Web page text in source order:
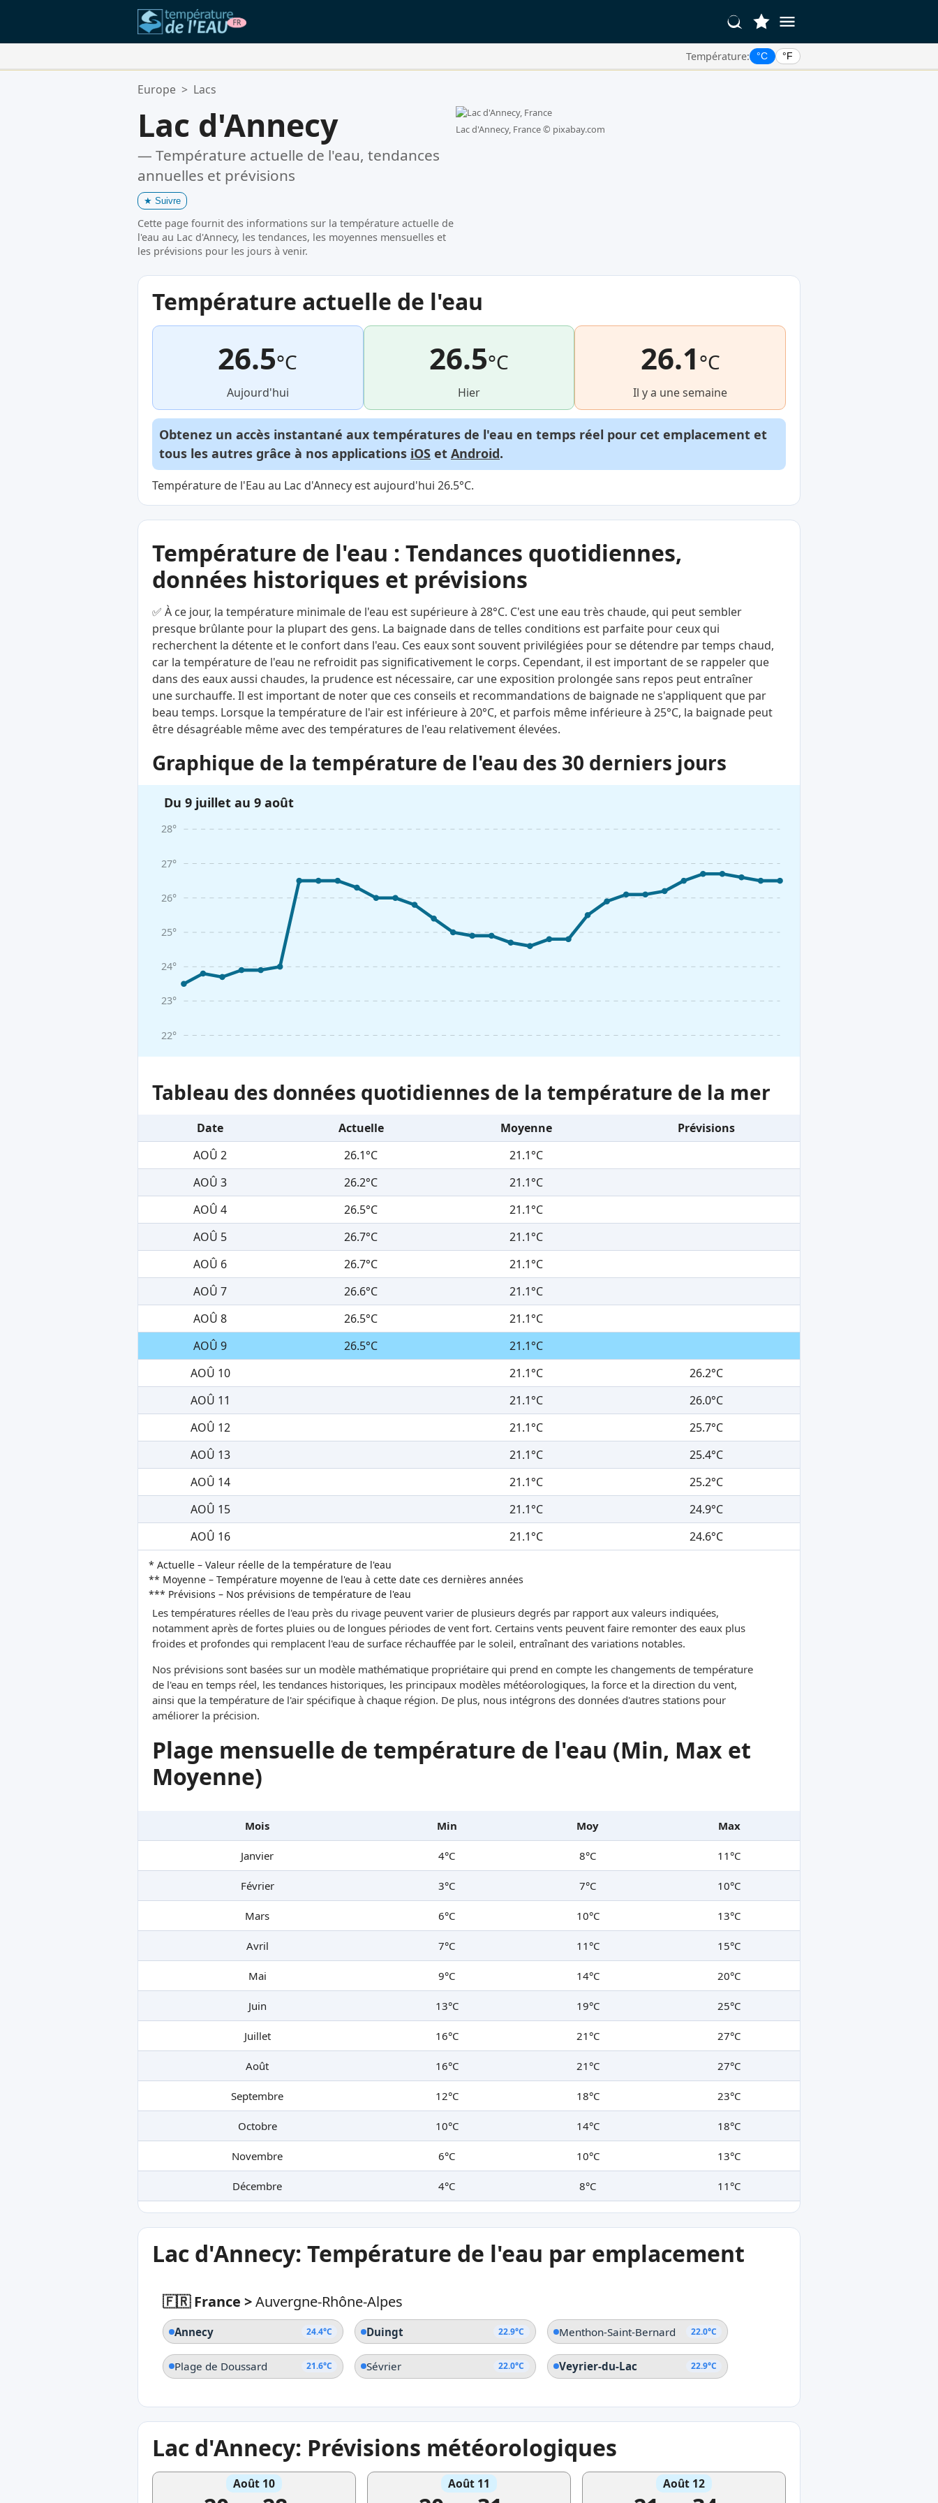
Température: °C °F
Vos Lieux Favoris:
Europe > Lacs
Lac d'Annecy
— Température actuelle de l'eau, tendances
annuelles et prévisions
★ Suivre
Cette page fournit des informations sur la température actuelle de
l'eau au Lac d'Annecy, les tendances, les moyennes mensuelles et
les prévisions pour les jours à venir.
Lac d'Annecy, France © pixabay.com
Température actuelle de l'eau
26.5°C
Aujourd'hui
26.5°C
Hier
26.1°C
Il y a une semaine
Obtenez un accès instantané aux températures de l'eau en temps réel pour cet emplacement et
tous les autres grâce à nos applications iOS et Android.
Température de l'Eau au Lac d'Annecy est aujourd'hui 26.5°C.
Température de l'eau : Tendances quotidiennes,
données historiques et prévisions
✅ À ce jour, la température minimale de l'eau est supérieure à 28°C. C'est une eau très chaude, qui peut sembler
presque brûlante pour la plupart des gens. La baignade dans de telles conditions est parfaite pour ceux qui
recherchent la détente et le confort dans l'eau. Ces eaux sont souvent privilégiées pour se détendre par temps chaud,
car la température de l'eau ne refroidit pas significativement le corps. Cependant, il est important de se rappeler que
dans des eaux aussi chaudes, la prudence est nécessaire, car une exposition prolongée sans repos peut entraîner
une surchauffe. Il est important de noter que ces conseils et recommandations de baignade ne s'appliquent que par
beau temps. Lorsque la température de l'air est inférieure à 20°C, et parfois même inférieure à 25°C, la baignade peut
être désagréable même avec des températures de l'eau relativement élevées.
Graphique de la température de l'eau des 30 derniers jours
Du 9 juillet au 9 août
22°
23°
24°
25°
26°
27°
28°
Tableau des données quotidiennes de la température de la mer
Date Actuelle Moyenne
Prévisions
AOÛ 2
26.1°C
21.1°C
AOÛ 3
26.2°C
21.1°C
AOÛ 4
26.5°C
21.1°C
AOÛ 5
26.7°C
21.1°C
AOÛ 6
26.7°C
21.1°C
AOÛ 7
26.6°C
21.1°C
AOÛ 8
26.5°C
21.1°C
AOÛ 9
26.5°C
21.1°C
AOÛ 10
21.1°C
26.2°C
AOÛ 11
21.1°C
26.0°C
AOÛ 12
21.1°C
25.7°C
AOÛ 13
21.1°C
25.4°C
AOÛ 14
21.1°C
25.2°C
AOÛ 15
21.1°C
24.9°C
AOÛ 16
21.1°C 24.6°C
* Actuelle – Valeur réelle de la température de l'eau
** Moyenne – Température moyenne de l'eau à cette date ces dernières années
*** Prévisions – Nos prévisions de température de l'eau
Les températures réelles de l'eau près du rivage peuvent varier de plusieurs degrés par rapport aux valeurs indiquées,
notamment après de fortes pluies ou de longues périodes de vent fort. Certains vents peuvent faire remonter des eaux plus
froides et profondes qui remplacent l'eau de surface réchauffée par le soleil, entraînant des variations notables.
Nos prévisions sont basées sur un modèle mathématique propriétaire qui prend en compte les changements de température
de l'eau en temps réel, les tendances historiques, les principaux modèles météorologiques, la force et la direction du vent,
ainsi que la température de l'air spécifique à chaque région. De plus, nous intégrons des données d'autres stations pour
améliorer la précision.
Plage mensuelle de température de l'eau (Min, Max et
Moyenne)
Mois Min Moy Max
Janvier 4°C 8°C 11°C
Février 3°C 7°C 10°C
Mars 6°C 10°C 13°C
Avril 7°C 11°C 15°C
Mai 9°C 14°C 20°C
Juin 13°C 19°C 25°C
Juillet 16°C 21°C 27°C
Août 16°C 21°C 27°C
Septembre 12°C 18°C 23°C
Octobre 10°C 14°C 18°C
Novembre 6°C 10°C 13°C
Décembre 4°C 8°C 11°C
Lac d'Annecy: Température de l'eau par emplacement
🇫🇷 France >Auvergne-Rhône-Alpes
Annecy 24.4°C Duingt 22.9°C Menthon-Saint-Bernard 22.0°C
Plage de Doussard 21.6°C Sévrier 22.0°C Veyrier-du-Lac 22.9°C
Lac d'Annecy: Prévisions météorologiques
Août 10 Août 11 Août 12